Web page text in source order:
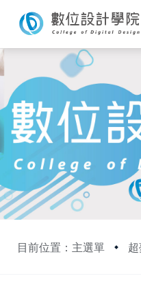
目前位置：主選單
:::